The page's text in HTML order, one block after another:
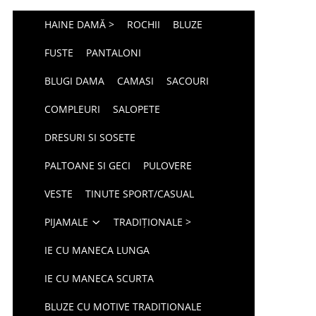
HAINE DAMĂ > ROCHII BLUZE
FUSTE PANTALONI
BLUGI DAMA CAMASI SACOURI
COMPLEURI SALOPETE
DRESURI SI SOSETE
PALTOANE SI GECI PULOVERE
VESTE TINUTE SPORT/CASUAL
PIJAMALE TRADIȚIONALE >
IE CU MANECA LUNGA
IE CU MANECA SCURTA
BLUZE CU MOTIVE TRADITIONALE